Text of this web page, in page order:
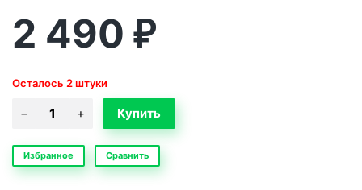
2 490 ₽
Осталось 2 штуки
Избранное Сравнить